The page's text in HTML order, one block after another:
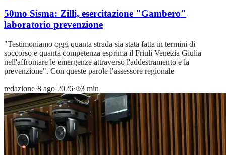
50mo Sisma: Zilli, esercitazione "Gambero"
laboratorio prevenzione
"Testimoniamo oggi quanta strada sia stata fatta in termini di
soccorso e quanta competenza esprima il Friuli Venezia Giulia
nell'affrontare le emergenze attraverso l'addestramento e la
prevenzione". Con queste parole l'assessore regionale
redazione·8 ago 2026· 3 min